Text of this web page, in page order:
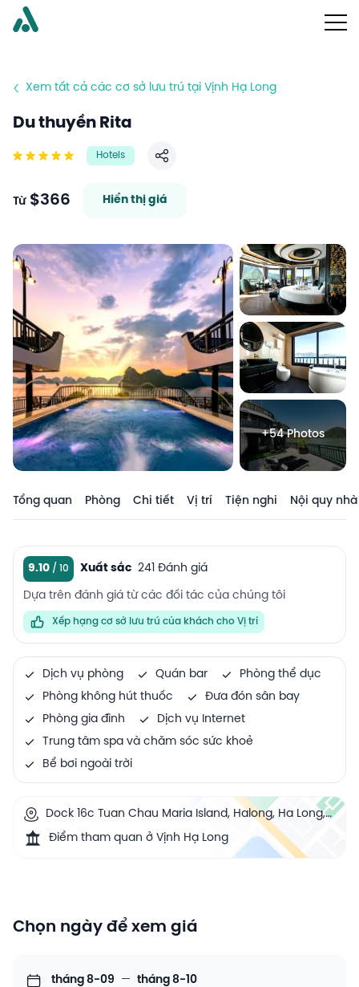
Xem tất cả các cơ sở lưu trú tại Vịnh Hạ Long
Du thuyền Rita
Hotels
Chia sẻ
Từ$366 Hiển thị giá
+54 Photos
Tổng quan Phòng Chi tiết Vị trí Tiện nghi Nội quy nhà
9.10 Xuất sắc 241 Đánh giá
Dựa trên đánh giá từ các đối tác của chúng tôi
Xếp hạng cơ sở lưu trú của khách cho Vị trí
Dịch vụ phòng Quán bar
Phòng thể dục
Phòng không hút thuốc
Đưa đón sân bay
Phòng gia đình
Dịch vụ Internet
Trung tâm spa và chăm sóc sức khoẻ
Bể bơi ngoài trời
Dock 16c Tuan Chau Maria Island, Halong, Ha Long,
Vietnam
Điểm tham quan ở Vịnh Hạ Long
Chọn ngày để xem giá
tháng 8-09 — tháng 8-10